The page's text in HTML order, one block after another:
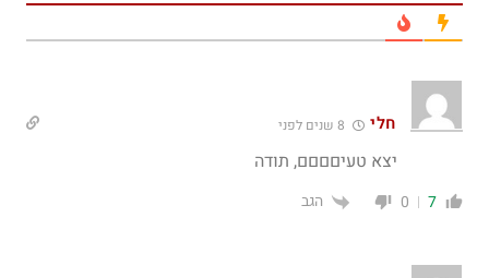
חלי
יצא טעיםםםם, תודה
7
0 הגב